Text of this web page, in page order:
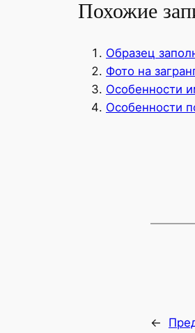
Похожие
Образец
Фото на
Особенности
Особенности
←